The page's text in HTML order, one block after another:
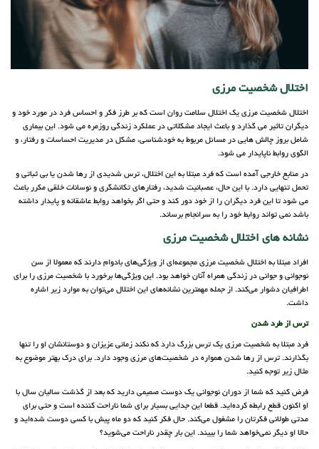
اختلال شخصیت مرزی
اختلال شخصیت مرزی یک اختلال سلامت روان است که بر طرز فکر و احساس فرد در مورد خود و
دیگران تاثیر می گذارد و باعث ایجاد مشکلاتی در عملکرد زندگی روزمره می شود. این بیماری
شامل بروز چالش هایی در مسائل مربوط به خودشناسی، مشکل در مدیریت احساسات و رفتار، و
الگوی روابط ناپایدار می شود.
در منابع خارجی آمده است که فرد مبتلا به این اختلال، ترس شدیدی از رها شدن یا بی ثباتی و
تحمل تنهایی دارد. با این حال، عصبانیت شدید، رفتارهای تکانشگری و نوسانات خلقی مکرر باعث
می شود تا این فرد دیگران را از خود دور کند و حتی اگر بخواهد روابط عاشقانه و پایدار داشته
باشد نمی تواند روابط خود را به سرانجام برساند.
نشانه های اختلال شخصیت مرزی
افراد مبتلا به اختلال شخصیت مرزی مجموعه‌ای از ویژگی‌های بادوام دارند که معمولا از سن
نوجوانی و جوانی در زندگی همراه آنان خواهد بود. این ویژگی‌ها برخورد با شخصیت مرزی را برای
اطرافیان دشوار می‌کند. از جمله مهمترین نشانه‌های این اختلال می‌توان به موارد زیر اشاره
داشت.
ترس از طرد شدن
فرد مبتلا به شخصیت مرزی یک ترس بزرگ دارد که نکند زمانی عزیزان و دوستانشان او را تنها
بگذارند. ترس از رها شدن همواره در شخصیت‌های مرزی وجود دارد. برای درک بهتر موضوع به
مثال زیر توجه کنید.
فرض کنید که شما از دوران نوجوانی یک دوست صمیمی دارید که بعد از گذشت سالیان سال با
او اکنون قطع رابطه کرده‌اید. قطعا این جدایی بسیار برای شما ناراحت کننده است و حتی برای
مدتی طولانی فکرتان را مشغول می‌کند. حال فکر کنید که دو ماه پیش با کسی دوست شده‌اید و
حالا او دیگر نمی‌خواهد شما را بییند. این بار چقدر ناراحت می‌شوید؟